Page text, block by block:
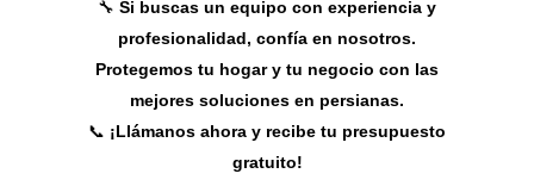
🔧 Si buscas un equipo con experiencia y
profesionalidad, confía en nosotros.
Protegemos tu hogar y tu negocio con las
mejores soluciones en persianas.
📞 ¡Llámanos ahora y recibe tu presupuesto
gratuito!